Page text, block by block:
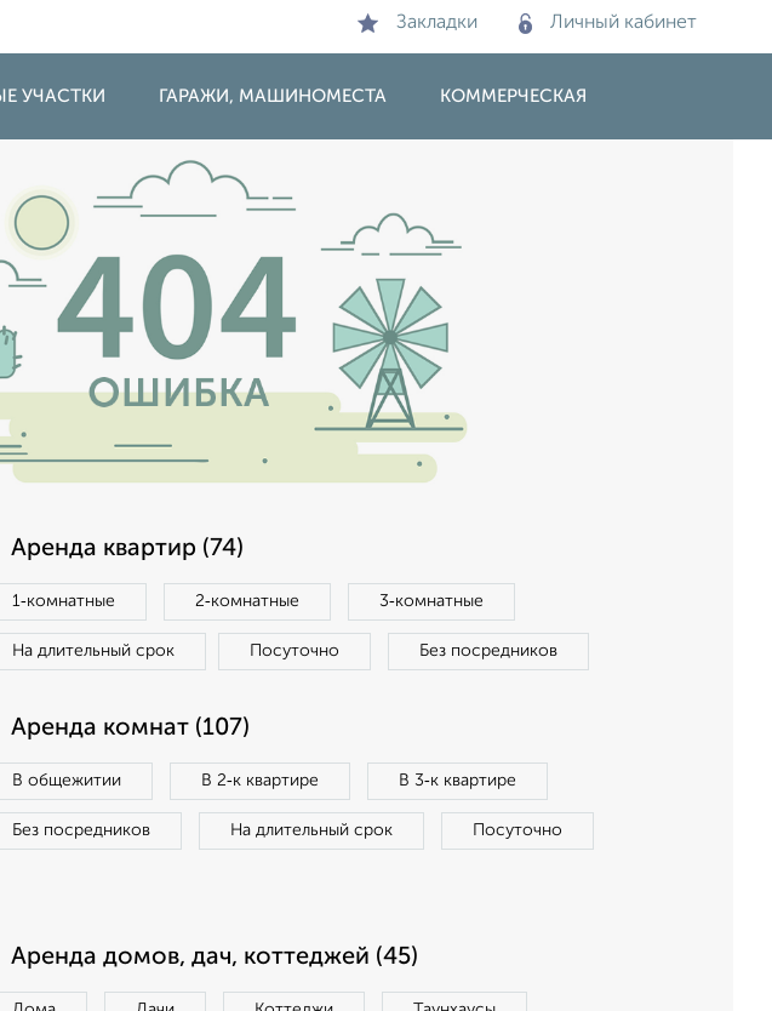
Закладки Личный кабинет
УЧАСТКИ ГАРАЖИ, МАШИНОМЕСТА КОММЕРЧЕСКАЯ
Аренда квартир (74)
1‑комнатные 2‑комнатные 3‑комнатные
На длительный срок Посуточно Без посредников
Аренда комнат (107)
В общежитии В 2‑к квартире В 3‑к квартире
Без посредников На длительный срок Посуточно
Аренда домов, дач, коттеджей (45)